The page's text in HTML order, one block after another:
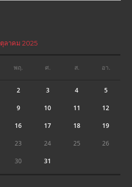
ตุลาคม 2025
พฤ. ศ. ส. อา.
2 3 4 5
9 10 11 12
16 17 18 19
23 24 25 26
30 31